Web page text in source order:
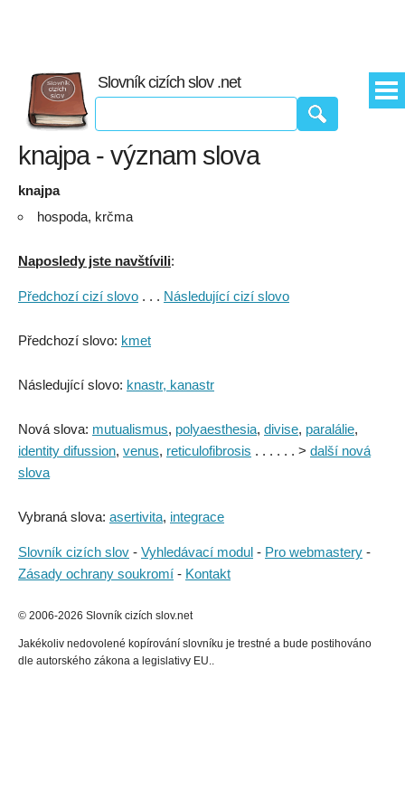
Slovník cizích slov .net
knajpa - význam slova
knajpa
hospoda, krčma
Naposledy jste navštívili:
Předchozí cizí slovo . . . Následující cizí slovo
Předchozí slovo: kmet
Následující slovo: knastr, kanastr
Nová slova: mutualismus, polyaesthesia, divise, paralálie,
identity difussion, venus, reticulofibrosis . . . . . . > další nová
slova
Vybraná slova: asertivita, integrace
Slovník cizích slov - Vyhledávací modul - Pro webmastery -
Zásady ochrany soukromí - Kontakt
© 2006-2026 Slovník cizích slov.net
Jakékoliv nedovolené kopírování slovníku je trestné a bude postihováno
dle autorského zákona a legislativy EU..